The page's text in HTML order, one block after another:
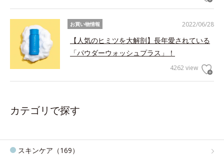
2022/06/28
お買い物情報
【人気のヒミツを大解剖】長年愛されている
「パウダーウォッシュプラス」！
4262 view
カテゴリで探す
スキンケア（169）